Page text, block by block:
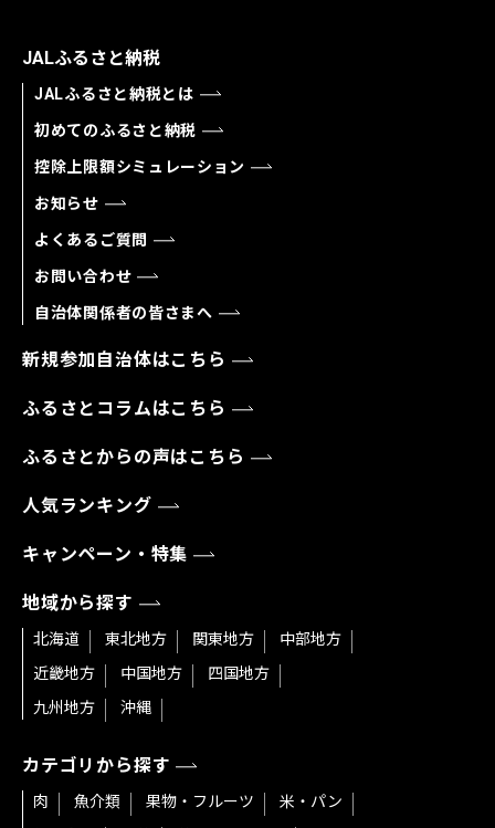
JALふるさと納税
JALふるさと納税とは
初めてのふるさと納税
控除上限額シミュレーション
お知らせ
よくあるご質問
お問い合わせ
自治体関係者の皆さまへ
新規参加自治体はこちら
ふるさとコラムはこちら
ふるさとからの声はこちら
人気ランキング
キャンペーン・特集
地域から探す
北海道 東北地方 関東地方
中部地方
近畿地方
中国地方
四国地方
九州地方
沖縄
カテゴリから探す
肉 魚介類 果物・フルーツ
米・パン